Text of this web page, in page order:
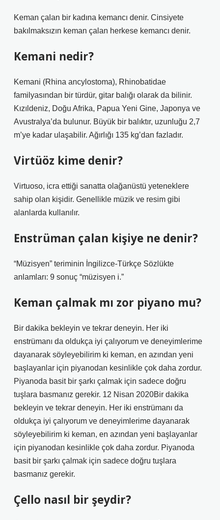
Keman çalan bir kadına kemancı denir. Cinsiyete
bakılmaksızın keman çalan herkese kemancı denir.
Kemani nedir?
Kemani (Rhina ancylostoma), Rhinobatidae
familyasından bir türdür, gitar balığı olarak da bilinir.
Kızıldeniz, Doğu Afrika, Papua Yeni Gine, Japonya ve
Avustralya’da bulunur. Büyük bir balıktır, uzunluğu 2,7
m’ye kadar ulaşabilir. Ağırlığı 135 kg’dan fazladır.
Virtüöz kime denir?
Virtuoso, icra ettiği sanatta olağanüstü yeteneklere
sahip olan kişidir. Genellikle müzik ve resim gibi
alanlarda kullanılır.
Enstrüman çalan kişiye ne denir?
“Müzisyen” teriminin İngilizce-Türkçe Sözlükte
anlamları: 9 sonuç “müzisyen i.”
Keman çalmak mı zor piyano mu?
Bir dakika bekleyin ve tekrar deneyin. Her iki
enstrümanı da oldukça iyi çalıyorum ve deneyimlerime
dayanarak söyleyebilirim ki keman, en azından yeni
başlayanlar için piyanodan kesinlikle çok daha zordur.
Piyanoda basit bir şarkı çalmak için sadece doğru
tuşlara basmanız gerekir. 12 Nisan 2020Bir dakika
bekleyin ve tekrar deneyin. Her iki enstrümanı da
oldukça iyi çalıyorum ve deneyimlerime dayanarak
söyleyebilirim ki keman, en azından yeni başlayanlar
için piyanodan kesinlikle çok daha zordur. Piyanoda
basit bir şarkı çalmak için sadece doğru tuşlara
basmanız gerekir.
Çello nasıl bir şeydir?